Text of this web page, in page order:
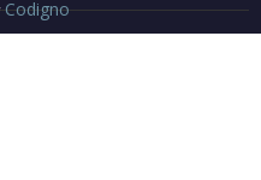
Codigno